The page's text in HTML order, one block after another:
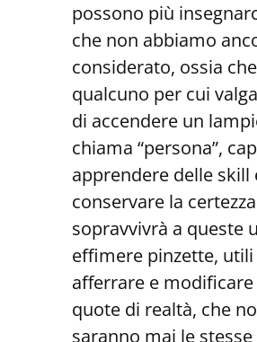
possono più
che non abbiamo
considerato, ossia
qualcuno per cui
di accendere un
chiama “persona”,
apprendere delle skill
conservare la
sopravvivrà a queste
effimere pinzette, utili
afferrare e
quote di realtà, che
saranno mai le stesse